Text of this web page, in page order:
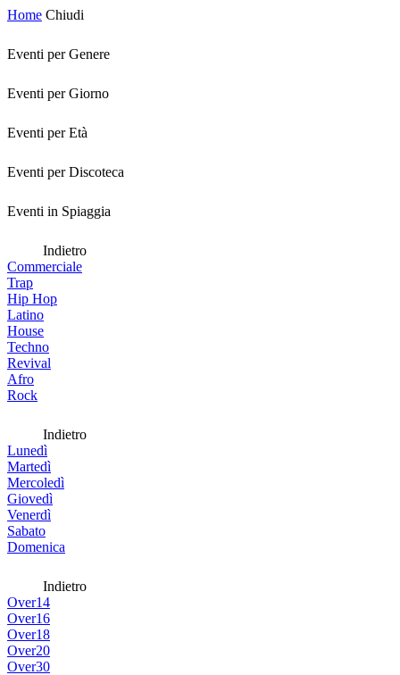
Home Chiudi
Eventi per Genere
Eventi per Giorno
Eventi per Età
Eventi per Discoteca
Eventi in Spiaggia
Indietro
Commerciale
Trap
Hip Hop
Latino
House
Techno
Revival
Afro
Rock
Indietro
Lunedì
Martedì
Mercoledì
Giovedì
Venerdì
Sabato
Domenica
Indietro
Over14
Over16
Over18
Over20
Over30